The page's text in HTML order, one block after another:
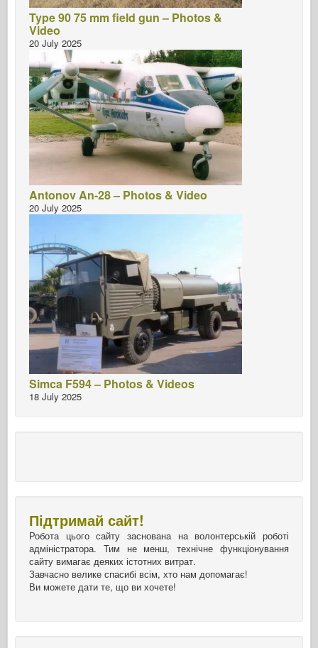
Type 90 75 mm field gun – Photos &
Video
20 July 2025
Antonov An-28 – Photos & Video
20 July 2025
Simca F594 – Photos & Videos
18 July 2025
Підтримай сайт!
Робота цього сайту заснована на волонтерській роботі
адміністратора. Тим не менш, технічне функціонування
сайту вимагає деяких істотних витрат.
Завчасно велике спасибі всім, хто нам допомагає!
Ви можете дати те, що ви хочете!